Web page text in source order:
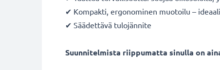
✔ Kompakti, ergonominen muotoilu –
✔ Säädettävä tulojännite
Suunnitelmista riippumatta sinulla on